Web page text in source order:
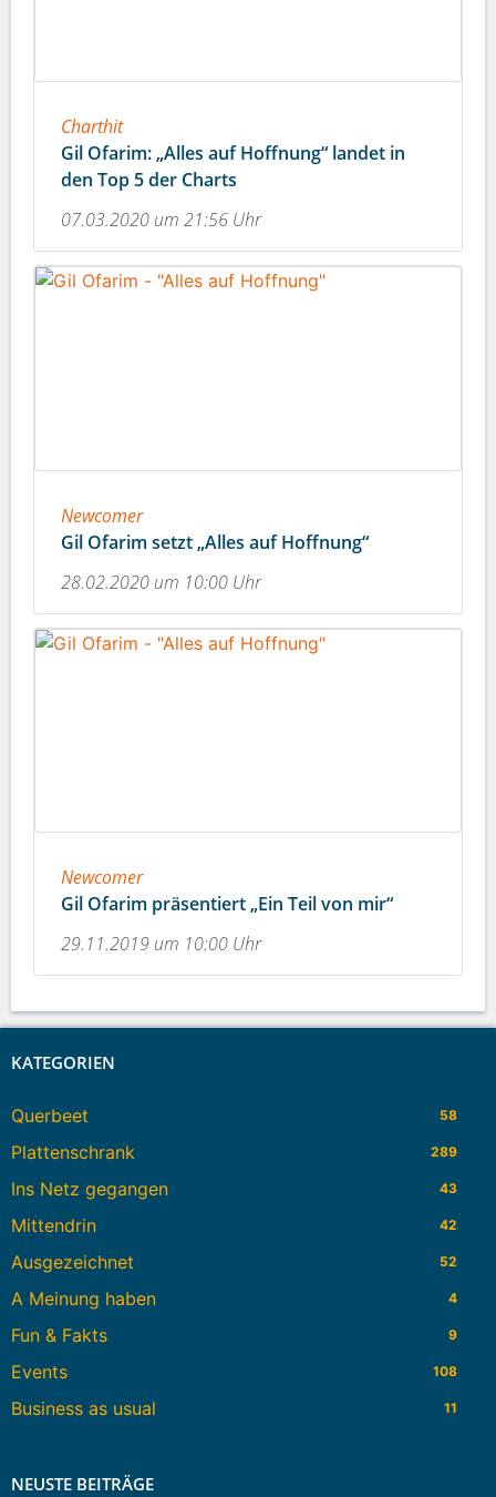
Charthit
Gil Ofarim: „Alles auf Hoffnung“ landet in
den Top 5 der Charts
07.03.2020 um 21:56 Uhr
Newcomer
Gil Ofarim setzt „Alles auf Hoffnung“
28.02.2020 um 10:00 Uhr
Newcomer
Gil Ofarim präsentiert „Ein Teil von mir“
29.11.2019 um 10:00 Uhr
KATEGORIEN
Querbeet 58
Plattenschrank 289
Ins Netz gegangen 43
Mittendrin 42
Ausgezeichnet 52
A Meinung haben 4
Fun & Fakts 9
Events 108
Business as usual 11
NEUSTE BEITRÄGE